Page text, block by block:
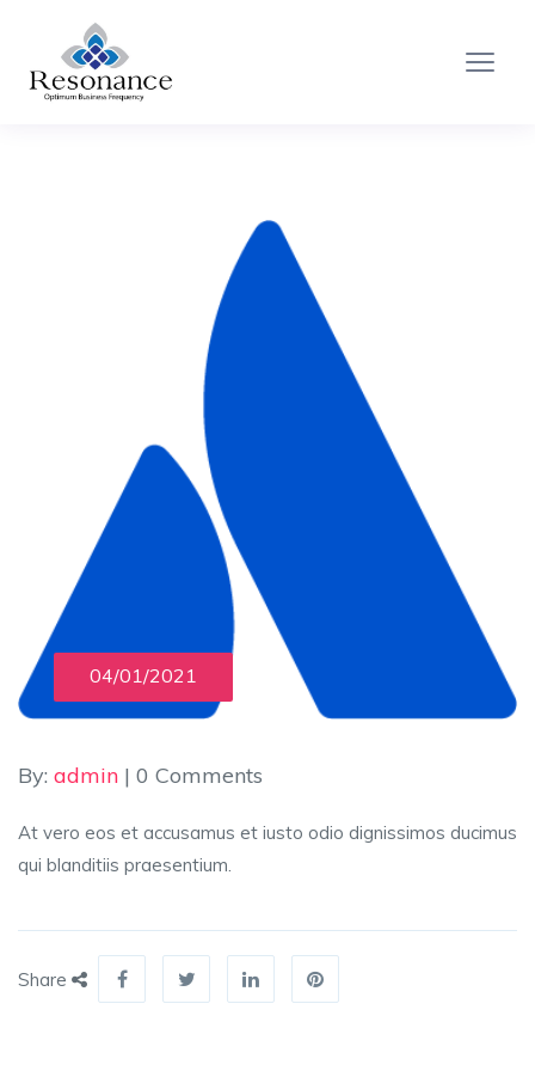
04/01/2021
By: admin | 0 Comments
At vero eos et accusamus et iusto odio dignissimos ducimus
qui blanditiis praesentium.
Share